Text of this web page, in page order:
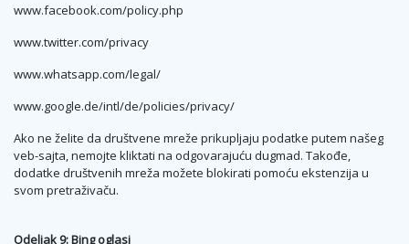
www.facebook.com/policy.php
www.twitter.com/privacy
www.whatsapp.com/legal/
www.google.de/intl/de/policies/privacy/
Ako ne želite da društvene mreže prikupljaju podatke putem našeg
veb-sajta, nemojte kliktati na odgovarajuću dugmad. Takođe,
dodatke društvenih mreža možete blokirati pomoću ekstenzija u
svom pretraživaču.
Odeljak 9: Bing oglasi